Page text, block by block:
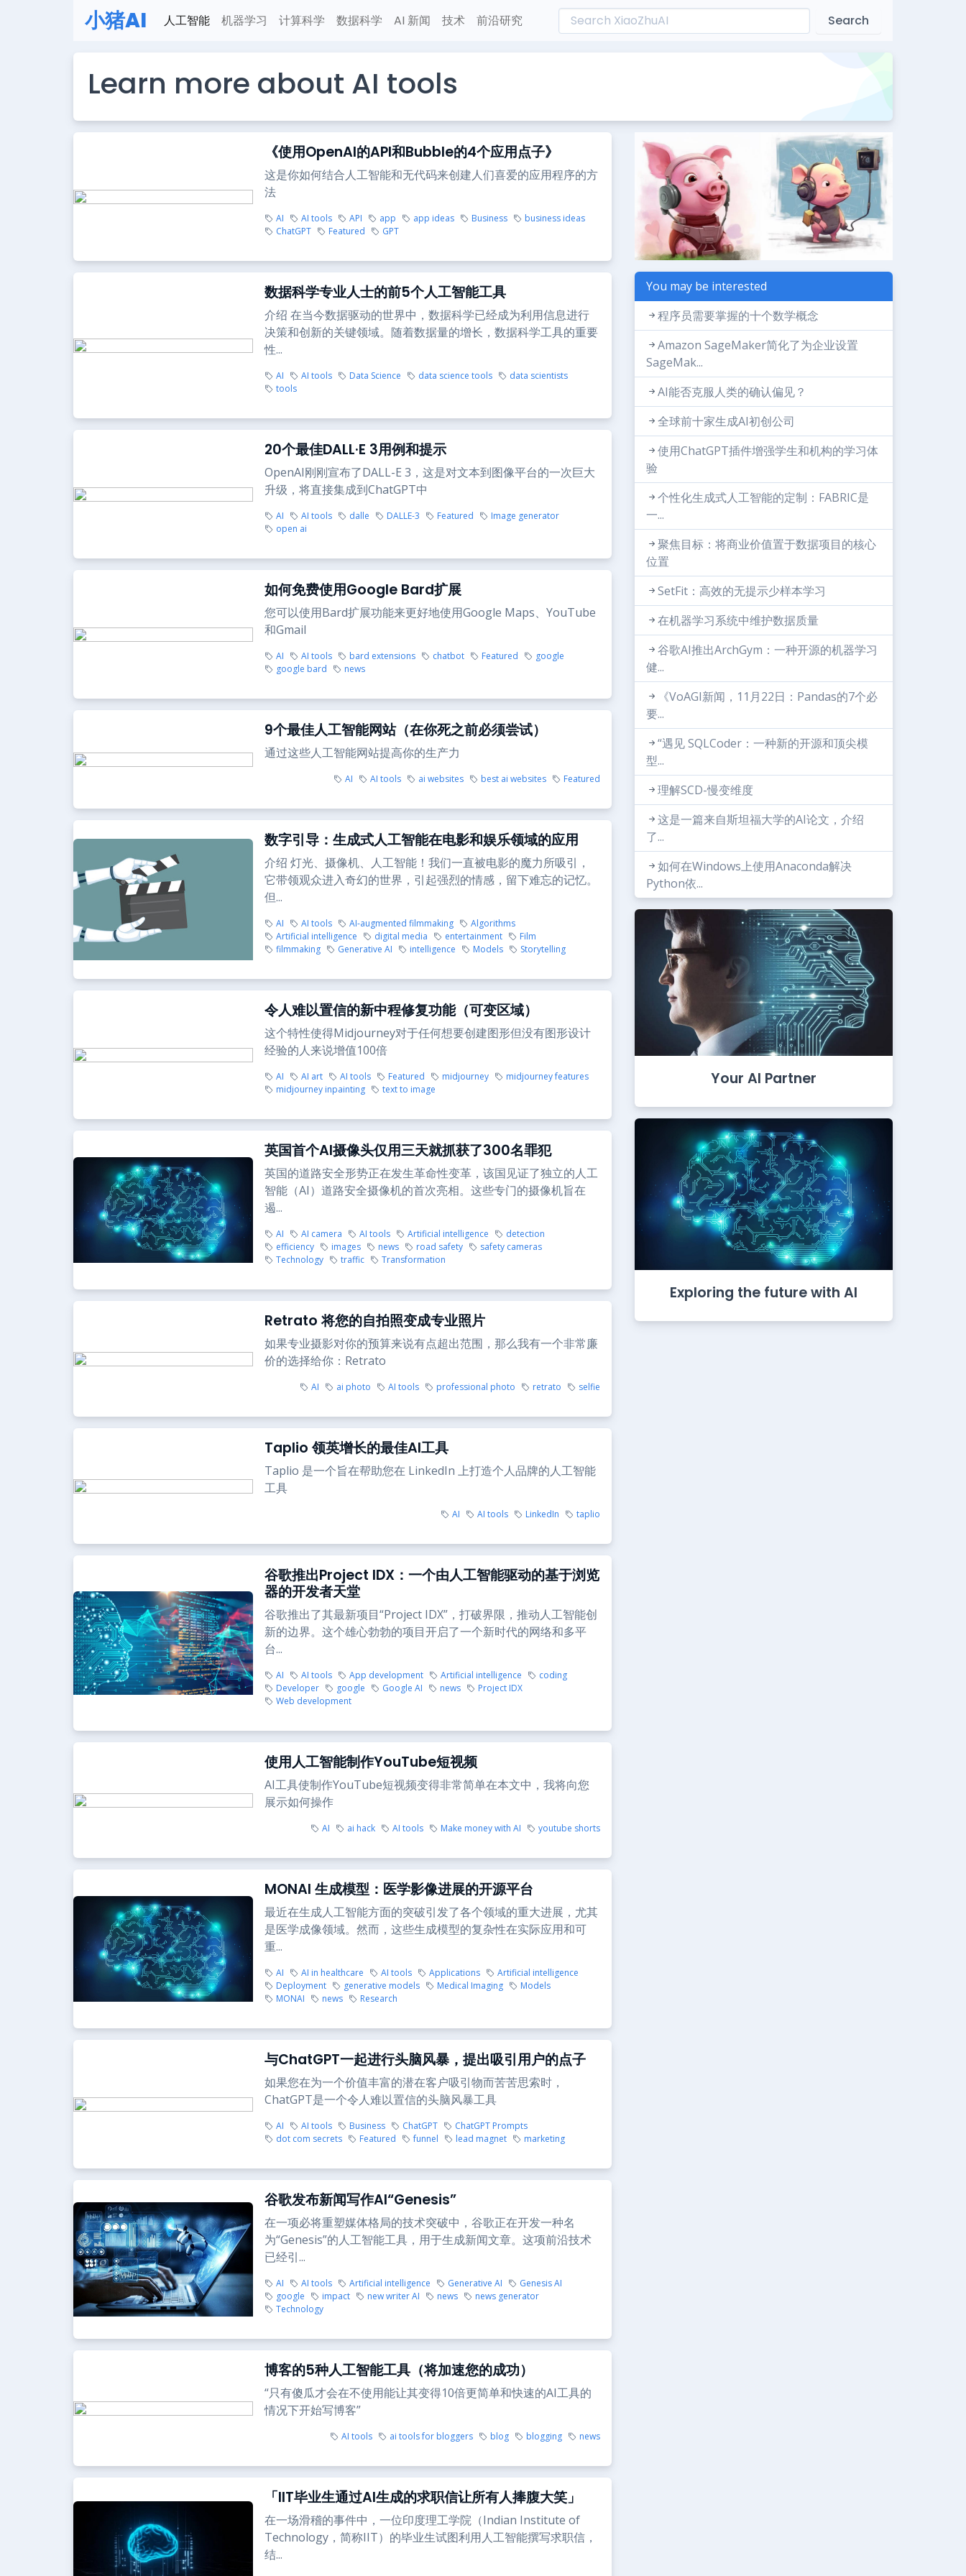
小猪AI 人工智能 机器学习 计算科学 数据科学 AI 新闻 技术 前沿研究 Search
Learn more about AI tools
《使用OpenAI的API和Bubble的4个应用点子》
这是你如何结合人工智能和无代码来创建人们喜爱的应用程序的方
法
AI AI tools API app app ideas Business
business ideas
ChatGPT
Featured GPT
数据科学专业人士的前5个人工智能工具
介绍 在当今数据驱动的世界中，数据科学已经成为利用信息进行
决策和创新的关键领域。随着数据量的增长，数据科学工具的重要
性...
AI AI tools Data Science data science tools
data scientists
tools
20个最佳DALL·E 3用例和提示
OpenAI刚刚宣布了DALL-E 3，这是对文本到图像平台的一次巨大
升级，将直接集成到ChatGPT中
AI AI tools dalle DALLE-3 Featured
Image generator
open ai
如何免费使用Google Bard扩展
您可以使用Bard扩展功能来更好地使用Google Maps、YouTube
和Gmail
AI AI tools bard extensions chatbot Featured
google
google bard
news
9个最佳人工智能网站（在你死之前必须尝试）
通过这些人工智能网站提高你的生产力
AI AI tools ai websites best ai websites Featured
数字引导：生成式人工智能在电影和娱乐领域的应用
介绍 灯光、摄像机、人工智能！我们一直被电影的魔力所吸引，
它带领观众进入奇幻的世界，引起强烈的情感，留下难忘的记忆。
但...
AI AI tools AI-augmented filmmaking
Algorithms
Artificial intelligence
digital media entertainment
Film
filmmaking
Generative AI intelligence Models Storytelling
令人难以置信的新中程修复功能（可变区域）
这个特性使得Midjourney对于任何想要创建图形但没有图形设计
经验的人来说增值100倍
AI AI art AI tools Featured midjourney
midjourney features
midjourney inpainting
text to image
英国首个AI摄像头仅用三天就抓获了300名罪犯
英国的道路安全形势正在发生革命性变革，该国见证了独立的人工
智能（AI）道路安全摄像机的首次亮相。这些专门的摄像机旨在
遏...
AI AI camera AI tools Artificial intelligence
detection
efficiency
images news road safety
safety cameras
Technology
traffic Transformation
Retrato 将您的自拍照变成专业照片
如果专业摄影对你的预算来说有点超出范围，那么我有一个非常廉
价的选择给你：Retrato
AI ai photo AI tools professional photo retrato selfie
Taplio 领英增长的最佳AI工具
Taplio 是一个旨在帮助您在 LinkedIn 上打造个人品牌的人工智能
工具
AI AI tools LinkedIn taplio
谷歌推出Project IDX：一个由人工智能驱动的基于浏览
器的开发者天堂
谷歌推出了其最新项目“Project IDX”，打破界限，推动人工智能创
新的边界。这个雄心勃勃的项目开启了一个新时代的网络和多平
台...
AI AI tools App development Artificial intelligence
coding
Developer
google Google AI news
Project IDX
Web development
使用人工智能制作YouTube短视频
AI工具使制作YouTube短视频变得非常简单在本文中，我将向您
展示如何操作
AI ai hack AI tools Make money with AI youtube shorts
MONAI 生成模型：医学影像进展的开源平台
最近在生成人工智能方面的突破引发了各个领域的重大进展，尤其
是医学成像领域。然而，这些生成模型的复杂性在实际应用和可
重...
AI AI in healthcare AI tools Applications
Artificial intelligence
Deployment
generative models Medical Imaging
Models
MONAI
news Research
与ChatGPT一起进行头脑风暴，提出吸引用户的点子
如果您在为一个价值丰富的潜在客户吸引物而苦苦思索时，
ChatGPT是一个令人难以置信的头脑风暴工具
AI AI tools Business ChatGPT
ChatGPT Prompts
dot com secrets
Featured funnel lead magnet marketing
谷歌发布新闻写作AI“Genesis”
在一项必将重塑媒体格局的技术突破中，谷歌正在开发一种名
为“Genesis”的人工智能工具，用于生成新闻文章。这项前沿技术
已经引...
AI AI tools Artificial intelligence Generative AI
Genesis AI
google
impact new writer AI news
news generator
Technology
博客的5种人工智能工具（将加速您的成功）
“只有傻瓜才会在不使用能让其变得10倍更简单和快速的AI工具的
情况下开始写博客”
AI tools ai tools for bloggers blog blogging news
「IIT毕业生通过AI生成的求职信让所有人捧腹大笑」
在一场滑稽的事件中，一位印度理工学院（Indian Institute of
Technology，简称IIT）的毕业生试图利用人工智能撰写求职信，
结...
You may be interested
程序员需要掌握的十个数学概念
Amazon SageMaker简化了为企业设置
SageMak...
AI能否克服人类的确认偏见？
全球前十家生成AI初创公司
使用ChatGPT插件增强学生和机构的学习体
验
个性化生成式人工智能的定制：FABRIC是
一...
聚焦目标：将商业价值置于数据项目的核心
位置
SetFit：高效的无提示少样本学习
在机器学习系统中维护数据质量
谷歌AI推出ArchGym：一种开源的机器学习
健...
《VoAGI新闻，11月22日：Pandas的7个必
要...
“遇见 SQLCoder：一种新的开源和顶尖模
型...
理解SCD-慢变维度
这是一篇来自斯坦福大学的AI论文，介绍
了...
如何在Windows上使用Anaconda解决
Python依...
Your AI Partner
Exploring the future with AI